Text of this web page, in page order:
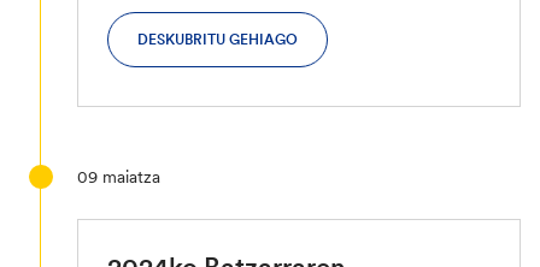
DESKUBRITU GEHIAGO
09 maiatza